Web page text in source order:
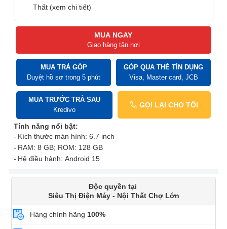
Thất (xem chi tiết)
MUA NGAY
Giao hàng tận nơi
MUA TRẢ GÓP
Duyệt hồ sơ trong 5 phút
GÓP QUA THẺ TÍN DỤNG
Visa, Master card, JCB
MUA TRƯỚC TRẢ SAU
Kredivo
GỌI LẠI CHO TÔI
Tính năng nổi bật:
Kích thước màn hình: 6.7 inch
RAM: 8 GB; ROM: 128 GB
Hệ điều hành: Android 15
Độc quyền tại
Siêu Thị Điện Máy - Nội Thất Chợ Lớn
Hàng chính hãng 100%